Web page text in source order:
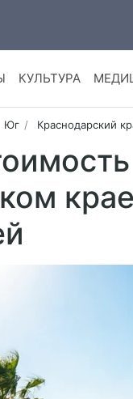
КУЛЬТУРА
Юг Краснодарский